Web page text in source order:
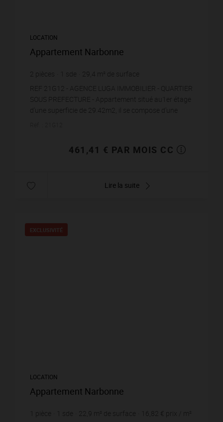
LOCATION
Appartement Narbonne
2 pièces sde 29,4 m² de surface
15,69 €
prix / m²
REF 21G12 - AGENCE LUGA IMMOBILIER - QUARTIER
SOUS PREFECTURE - Appartement situé au1er étage
d'une superficie de 29.42m2, il se compose d'une
461,41 € PAR MOIS CC
Lire la suite
EXCLUSIVITÉ
LOCATION
Appartement Narbonne
pièce sde 22,9 m² de surface 16,82 € prix / m²